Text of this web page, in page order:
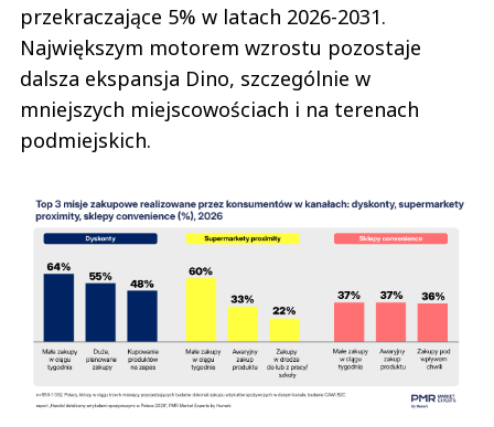
przekraczające 5% w latach 2026-2031.
Największym motorem wzrostu pozostaje
dalsza ekspansja Dino, szczególnie w
mniejszych miejscowościach i na terenach
podmiejskich.